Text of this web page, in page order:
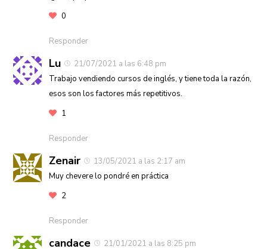
0
Responder
Lu
21/07/2021 a las 6:48 pm
Trabajo vendiendo cursos de inglés, y tiene toda la razón,
esos son los factores más repetitivos.
1
Responder
Zenair
13/05/2021 a las 2:17 am
Muy chevere lo pondré en práctica
2
Responder
candace
21/01/2021 a las 8:25 pm